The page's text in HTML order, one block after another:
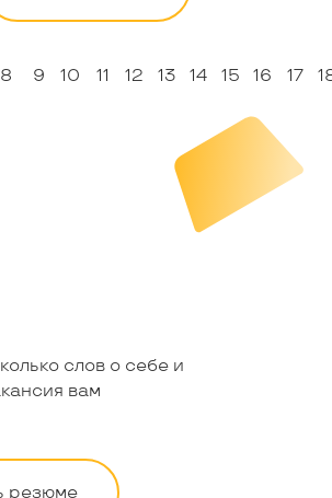
8 9 10 11 12 13 14 15 16 17
слов о себе и
вам
резюме